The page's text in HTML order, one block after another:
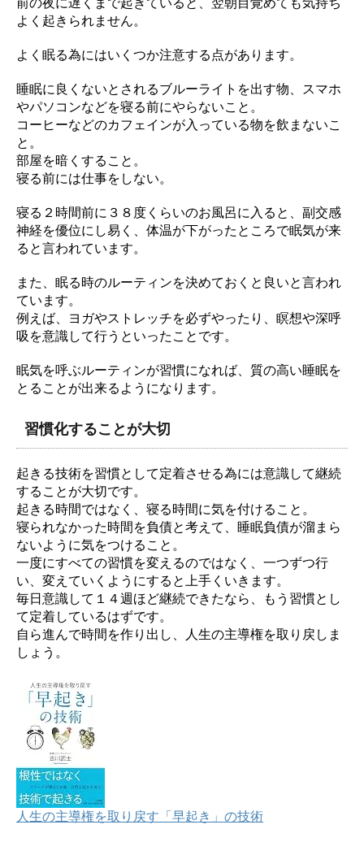
よく起きられません。
よく眠る為にはいくつか注意する点があります。
睡眠に良くないとされるブルーライトを出す物、スマホ
やパソコンなどを寝る前にやらないこと。
コーヒーなどのカフェインが入っている物を飲まないこ
と。
部屋を暗くすること。
寝る前には仕事をしない。
寝る２時間前に３８度くらいのお風呂に入ると、副交感
神経を優位にし易く、体温が下がったところで眠気が来
ると言われています。
また、眠る時のルーティンを決めておくと良いと言われ
ています。
例えば、ヨガやストレッチを必ずやったり、瞑想や深呼
吸を意識して行うといったことです。
眠気を呼ぶルーティンが習慣になれば、質の高い睡眠を
とることが出来るようになります。
習慣化することが大切
起きる技術を習慣として定着させる為には意識して継続
することが大切です。
起きる時間ではなく、寝る時間に気を付けること。
寝られなかった時間を負債と考えて、睡眠負債が溜まら
ないように気をつけること。
一度にすべての習慣を変えるのではなく、一つずつ行
い、変えていくようにすると上手くいきます。
毎日意識して１４週ほど継続できたなら、もう習慣とし
て定着しているはずです。
自ら進んで時間を作り出し、人生の主導権を取り戻しま
しょう。
人生の主導権を取り戻す「早起き」の技術